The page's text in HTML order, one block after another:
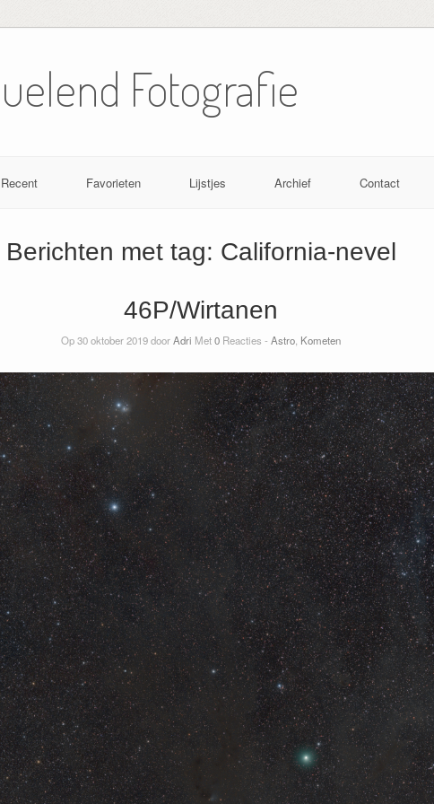
Fotografie
Recent Favorieten Lijstjes Archief Contact
Berichten met tag: California-nevel
46P/Wirtanen
Op 30 oktober 2019 doorAdri Met0 Reacties - Astro Kometen